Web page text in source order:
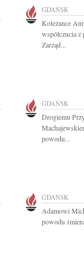
GDAŃSK
Koleżance
współczucia
Zarząd...
GDAŃSK
Drogiemu
powodu...
GDAŃSK
Adamowi
powodu